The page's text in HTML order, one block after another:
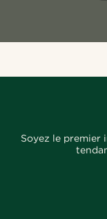
Soyez le premier